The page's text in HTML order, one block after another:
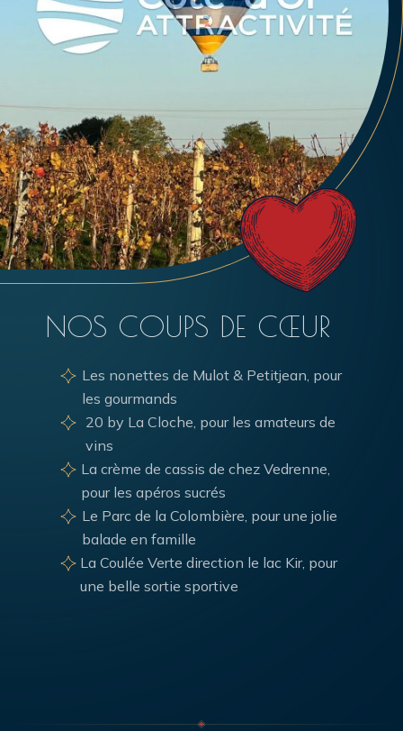
NOS COUPS DE CŒUR
Les nonettes de Mulot & Petitjean, pour
les gourmands
20 by La Cloche, pour les amateurs de
vins
La crème de cassis de chez Vedrenne,
pour les apéros sucrés
Le Parc de la Colombière, pour une jolie
balade en famille
La Coulée Verte direction le lac Kir, pour
une belle sortie sportive